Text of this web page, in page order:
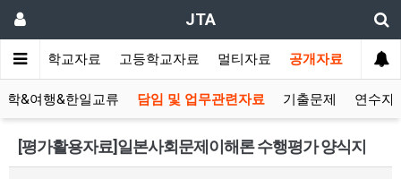
JTA
방 중학교자료 고등학교자료 멀티자료 공개자료
학&여행&한일교류 담임 및 업무관련자료 기출문제 연수자
[평가활용자료]일본사회문제이해론 수행평가 양식지